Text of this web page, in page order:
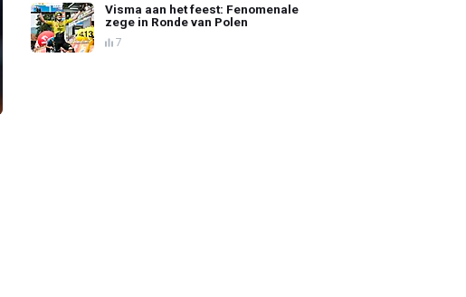
Visma aan het feest: Fenomenale
zege in Ronde van Polen
7